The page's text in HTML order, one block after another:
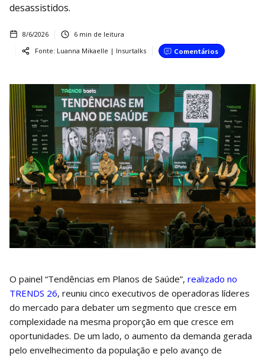
desassistidos.
8/6/2026 6 min de leitura
Fonte: Luanna Mikaelle | Insurtalks Comentários
O painel “Tendências em Planos de Saúde”, realizado no
TRENDS 26, reuniu cinco executivos de operadoras líderes
do mercado para debater um segmento que cresce em
complexidade na mesma proporção em que cresce em
oportunidades. De um lado, o aumento da demanda gerada
pelo envelhecimento da população e pelo avanço de